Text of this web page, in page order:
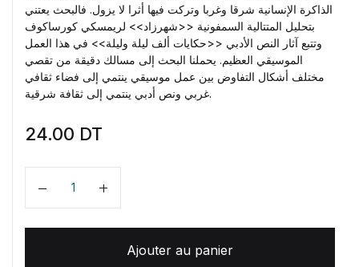
الذاكرة الإنسانية شرقا وغربا وتركت فيها أثرا لا يزول. فالبحث يعتني
بتحليل المتتالية السمفونية <<شهرزاد>> لريمسكي كورساكوف
وتتبع آثار النص الأدبي <<حكايات ألف ليلة وليلة>> في هذا العمل
الموسيقي العظيم. يحملنا البحث إلى مسالك دقيقة من تقصي
مختلف أشكال التفاوض بين عمل موسيقي ينتمي إلى فضاء ثقافي
غربي ونص أدبي ينتمي إلى ثقافة شرقية.
24.00 DT
Quantité
Ajouter au panier